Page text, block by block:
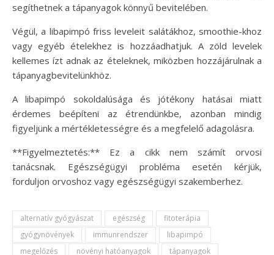
segíthetnek a tápanyagok könnyű bevitelében.
Végül, a libapimpó friss leveleit salátákhoz, smoothie-khoz
vagy egyéb ételekhez is hozzáadhatjuk. A zöld levelek
kellemes ízt adnak az ételeknek, miközben hozzájárulnak a
tápanyagbevitelünkhöz.
A libapimpó sokoldalúsága és jótékony hatásai miatt
érdemes beépíteni az étrendünkbe, azonban mindig
figyeljünk a mértékletességre és a megfelelő adagolásra.
**Figyelmeztetés:** Ez a cikk nem számít orvosi
tanácsnak. Egészségügyi probléma esetén kérjük,
forduljon orvoshoz vagy egészségügyi szakemberhez.
alternatív gyógyászat egészség
fitoterápia
gyógynövények
immunrendszer
libapimpó
megelőzés
növényi hatóanyagok
tápanyagok